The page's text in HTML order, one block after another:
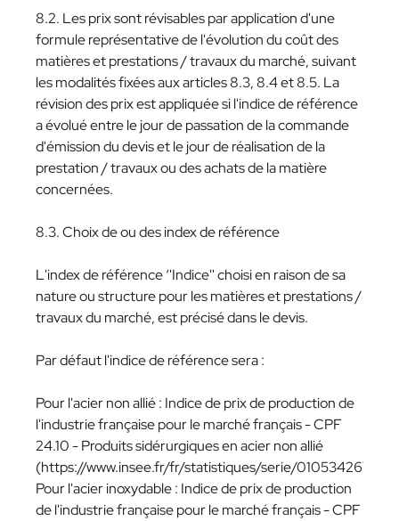
8.2. Les prix sont révisables par application d'une
formule représentative de l'évolution du coût des
matières et prestations / travaux du marché, suivant
les modalités fixées aux articles 8.3, 8.4 et 8.5. La
révision des prix est appliquée si l'indice de référence
a évolué entre le jour de passation de la commande
d'émission du devis et le jour de réalisation de la
prestation / travaux ou des achats de la matière
concernées.
8.3. Choix de ou des index de référence
L'index de référence ‘'Indice'' choisi en raison de sa
nature ou structure pour les matières et prestations /
travaux du marché, est précisé dans le devis.
Par défaut l'indice de référence sera :
Pour l'acier non allié : Indice de prix de production de
l'industrie française pour le marché français - CPF
24.10 - Produits sidérurgiques en acier non allié
(https://www.insee.fr/fr/statistiques/serie/010534267)
Pour l'acier inoxydable : Indice de prix de production
de l'industrie française pour le marché français - CPF